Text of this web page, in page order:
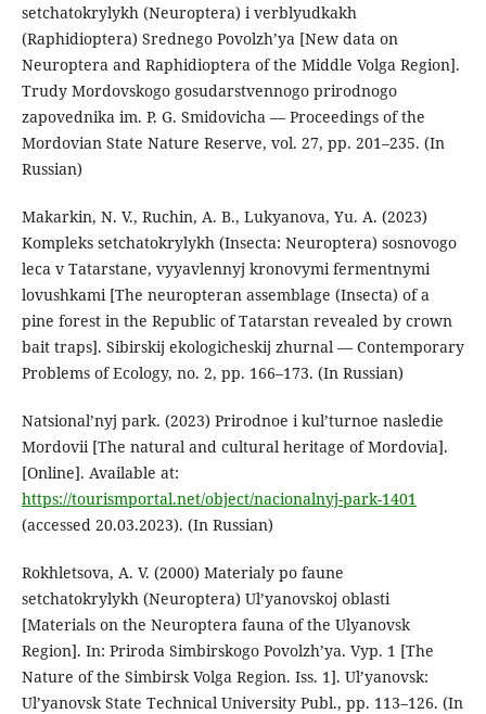
setchatokrylykh (Neuroptera) i verblyudkakh
(Raphidioptera) Srednego Povolzh’ya [New data on
Neuroptera and Raphidioptera of the Middle Volga Region].
Trudy Mordovskogo gosudarstvennogo prirodnogo
zapovednika im. P. G. Smidovicha — Proceedings of the
Mordovian State Nature Reserve, vol. 27, pp. 201–235. (In
Russian)
Makarkin, N. V., Ruchin, A. B., Lukyanova, Yu. A. (2023)
Kompleks setchatokrylykh (Insecta: Neuroptera) sosnovogo
leca v Tatarstane, vyyavlennyj kronovymi fermentnymi
lovushkami [The neuropteran assemblage (Insecta) of a
pine forest in the Republic of Tatarstan revealed by crown
bait traps]. Sibirskij ekologicheskij zhurnal — Contemporary
Problems of Ecology, no. 2, pp. 166–173. (In Russian)
Natsional’nyj park. (2023) Prirodnoe i kul’turnoe nasledie
Mordovii [The natural and cultural heritage of Mordovia].
[Online]. Available at:
https://tourismportal.net/object/nacionalnyj-park-1401
(accessed 20.03.2023). (In Russian)
Rokhletsova, A. V. (2000) Materialy po faune
setchatokrylykh (Neuroptera) Ul’yanovskoj oblasti
[Materials on the Neuroptera fauna of the Ulyanovsk
Region]. In: Priroda Simbirskogo Povolzh’ya. Vyp. 1 [The
Nature of the Simbirsk Volga Region. Iss. 1]. Ul’yanovsk:
Ul’yanovsk State Technical University Publ., pp. 113–126. (In